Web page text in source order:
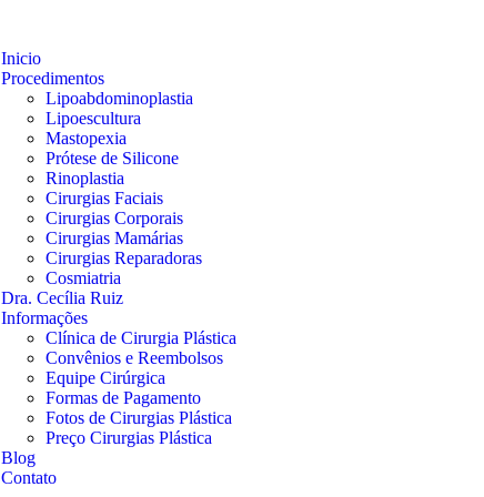
Inicio
Procedimentos
Lipoabdominoplastia
Lipoescultura
Mastopexia
Prótese de Silicone
Rinoplastia
Cirurgias Faciais
Cirurgias Corporais
Cirurgias Mamárias
Cirurgias Reparadoras
Cosmiatria
Dra. Cecília Ruiz
Informações
Clínica de Cirurgia Plástica
Convênios e Reembolsos
Equipe Cirúrgica
Formas de Pagamento
Fotos de Cirurgias Plástica
Preço Cirurgias Plástica
Blog
Contato